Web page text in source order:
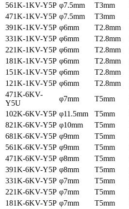
561K-1KV-Y5P φ7.5mm T3mm
471K-1KV-Y5P φ7.5mm T3mm
391K-1KV-Y5P φ6mm T2.8mm
331K-1KV-Y5P φ6mm T2.8mm
221K-1KV-Y5P φ6mm T2.8mm
181K-1KV-Y5P φ6mm T2.8mm
151K-1KV-Y5P φ6mm T2.8mm
121K-1KV-Y5P φ6mm T2.8mm
471K-6KV-
Y5U
φ7mm T5mm
102K-6KV-Y5P φ11.5mm T5mm
821K-6KV-Y5P φ10mm T5mm
681K-6KV-Y5P φ9mm T5mm
561K-6KV-Y5P φ9mm T5mm
471K-6KV-Y5P φ8mm T5mm
391K-6KV-Y5P φ8mm T5mm
331K-6KV-Y5P φ7mm T5mm
221K-6KV-Y5P φ7mm T5mm
181K-6KV-Y5P φ7mm T5mm